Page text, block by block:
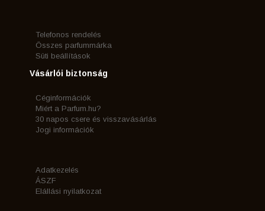
Telefonos rendelés
Összes parfummárka
Süti beállítások
Vásárlói biztonság
Céginformációk
Miért a Parfum.hu?
30 napos csere és visszavásárlás
Jogi információk
Adatkezelés
ÁSZF
Elállási nyilatkozat